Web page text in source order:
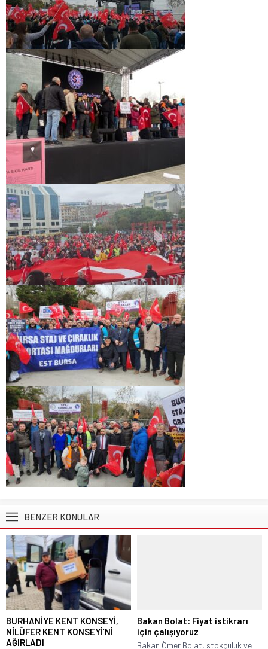
BENZER KONULAR
BURHANİYE KENT KONSEYİ,
NİLÜFER KENT KONSEYİ’Nİ
AĞIRLADI
Bakan Bolat: Fiyat istikrarı
için çalışıyoruz
Bakan Ömer Bolat, stokçuluk ve